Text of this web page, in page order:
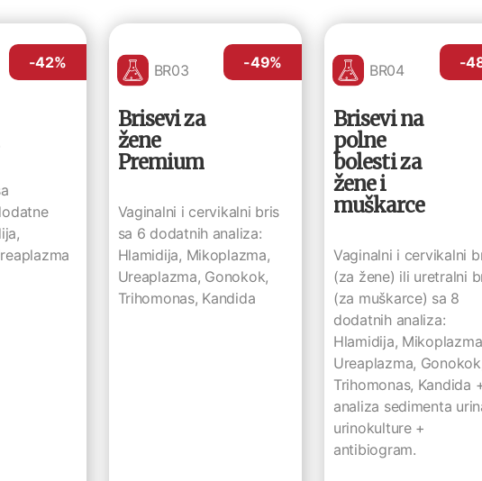
-42% BR03
Brisevi za
žene
Premium
Vaginalni i cervikalni bris
sa 6 dodatnih analiza:
Hlamidija, Mikoplazma,
Ureaplazma, Gonokok,
Trihomonas, Kandida
-49% BR04
Brisevi na
polne
bolesti za
žene i
muškarce
Vaginalni i cervikalni
(za žene) ili uretralni
(za muškarce) sa 8
dodatnih analiza:
Hlamidija,
Ureaplazma,
Trihomonas, Kandida
analiza sedimenta
urinokulture +
antibiogram.
-